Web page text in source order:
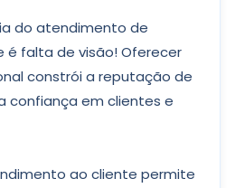
do atendimento de
é falta de visão! Oferecer
constrói a reputação de
confiança em clientes e
ao cliente permite